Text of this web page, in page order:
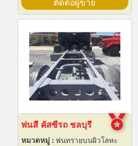
พ่นสี คัสซีรถ ชลบุรี
หมวดหมู่ : พ่นทรายบนผิวโลหะ